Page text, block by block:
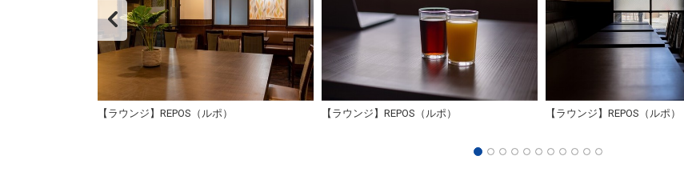
【ラウンジ】REPOS（ルポ） 【ラウンジ】REPOS（ルポ） 【ラウンジ】REPOS（ルポ）